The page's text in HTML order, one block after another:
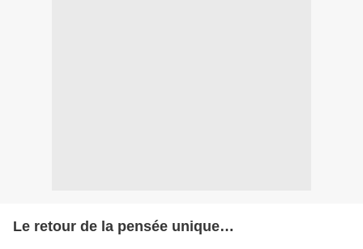
Le retour de la pensée unique…